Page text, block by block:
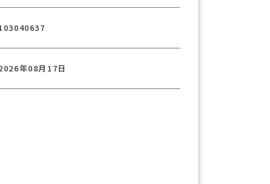
年08月17日